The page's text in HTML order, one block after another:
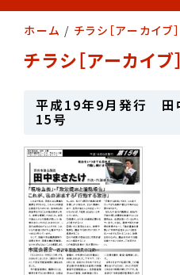
ホーム / チラシ［アーカイブ］
チラシ［アーカイブ］
平成19年9月発行 田
15号